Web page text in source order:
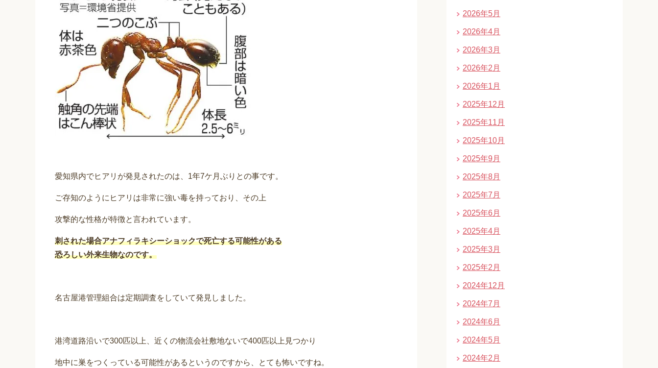
愛知県内でヒアリが発見されたのは、1年7ケ月ぶりとの事です。
ご存知のようにヒアリは非常に強い毒を持っており、その上
攻撃的な性格が特徴と言われています。
刺された場合アナフィラキシーショックで死亡する可能性がある
恐ろしい外来生物なのです。
名古屋港管理組合は定期調査をしていて発見しました。
港湾道路沿いで300匹以上、近くの物流会社敷地ないで400匹以上見つかり
地中に巣をつくっている可能性があるというのですから、とても怖いですね。
2026年5月
2026年4月
2026年3月
2026年2月
2026年1月
2025年12月
2025年11月
2025年10月
2025年9月
2025年8月
2025年7月
2025年6月
2025年4月
2025年3月
2025年2月
2024年12月
2024年7月
2024年6月
2024年5月
2024年2月